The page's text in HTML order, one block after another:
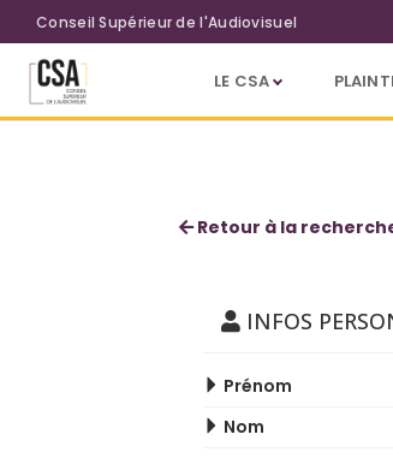
Aller au contenu principal
Conseil Supérieur de l'Audiovisuel
LE CSA
Laurent Poznantek
Retour à la
INFOS
Prénom
Nom